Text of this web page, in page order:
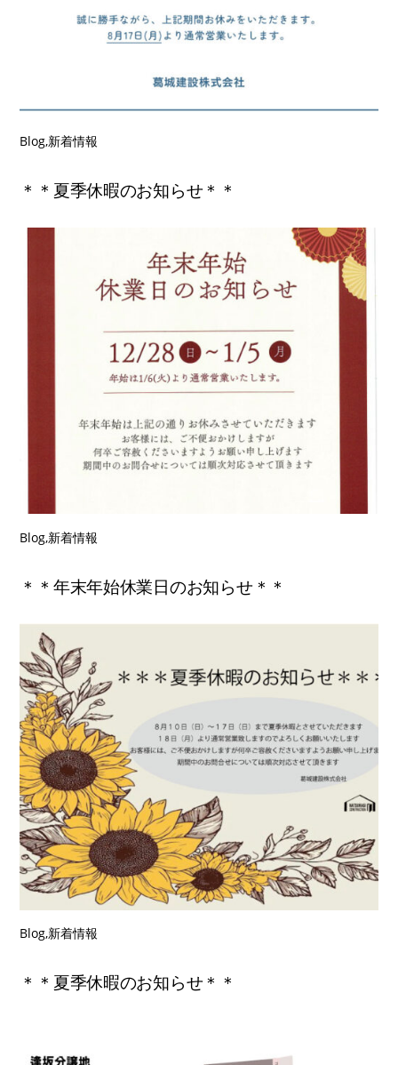
Blog,新着情報
＊＊夏季休暇のお知らせ＊＊
Blog,新着情報
＊＊年末年始休業日のお知らせ＊＊
Blog,新着情報
＊＊夏季休暇のお知らせ＊＊